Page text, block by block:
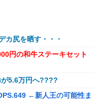
まで手出してるん
ます」
敵幹部」に付きまといがち
ないまま新しい映画が終わ
ク ガン○○○ ←一番違和
TOYS「タイタン スーパー
ギュア各種【予約開始】
ュア「重音テト 通常衣装
原型公開】
振だった3DSに負けそう
カ尻を晒す・・・
円の和牛ステーキセット
が5.6万円へ????
←新人王の可能性ま